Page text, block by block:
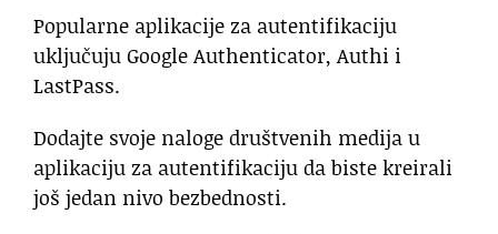
Popularne aplikacije za autentifikaciju
uključuju Google Authenticator, Authi i
LastPass.
Dodajte svoje naloge društvenih medija u
aplikaciju za autentifikaciju da biste kreirali
još jedan nivo bezbednosti.